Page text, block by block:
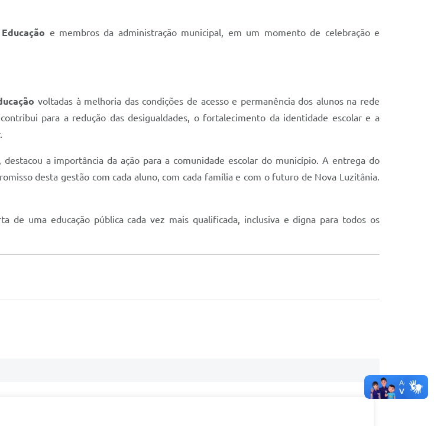
e membros da administração municipal, em um momento de celebração e
voltadas à melhoria das condições de acesso e permanência dos alunos na rede
para a redução das desigualdades, o fortalecimento da identidade escolar e a
, destacou a importância da ação para a comunidade escolar do município. A entrega do
desta gestão com cada aluno, com cada família e com o futuro de Nova Luzitânia.
uma educação pública cada vez mais qualificada, inclusiva e digna para todos os